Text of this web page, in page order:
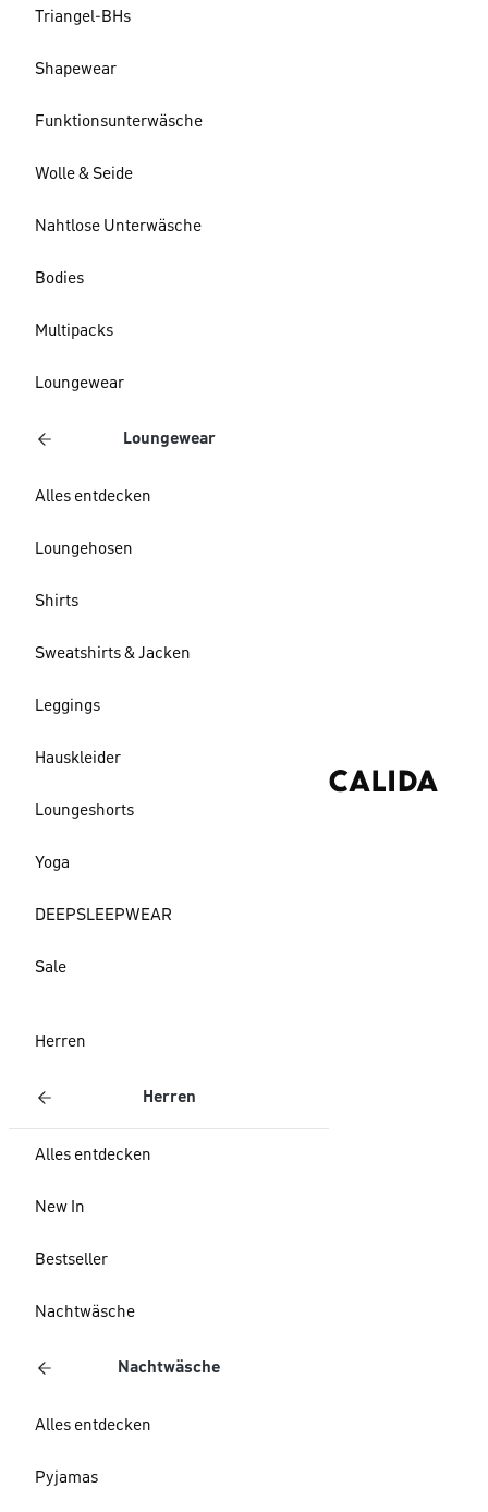
Triangel-BHs
Shapewear
Funktionsunterwäsche
Wolle & Seide
Nahtlose Unterwäsche
Bodies
Multipacks
Loungewear
Loungewear
Alles entdecken
Loungehosen
Shirts
Sweatshirts & Jacken
Leggings
Hauskleider
Loungeshorts
Yoga
DEEPSLEEPWEAR
Sale
Herren
Herren
Alles entdecken
New In
Bestseller
Nachtwäsche
Nachtwäsche
Alles entdecken
Pyjamas